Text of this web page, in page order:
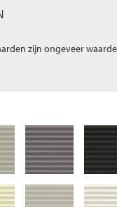
zijn ongeveer